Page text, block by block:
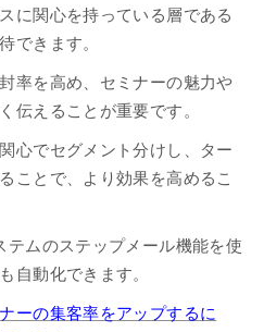
に関心を持っている層である
できます。
率を高め、セミナーの魅力や
伝えることが重要です。
心でセグメント分けし、ター
ことで、より効果を高めるこ
テムのステップメール機能を使
自動化できます。
ーの集客率をアップするに